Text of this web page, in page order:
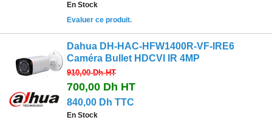
En Stock
Evaluer ce produit.
Dahua DH-HAC-HFW1400R-VF-IRE6
Caméra Bullet HDCVI IR 4MP
910,00 DhHT
700,00 Dh HT
840,00 Dh TTC
En Stock